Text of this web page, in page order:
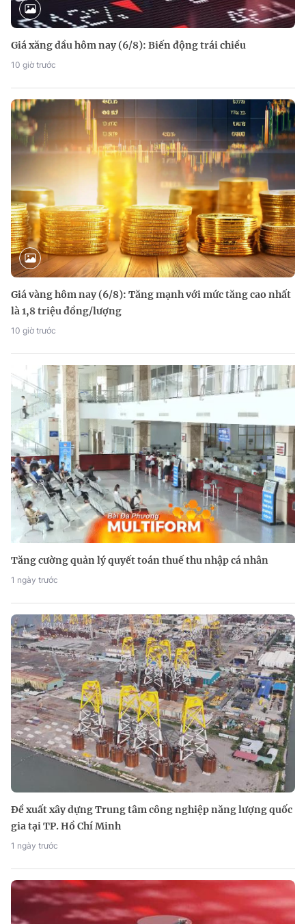
Giá xăng dầu hôm nay (6/8): Biến động trái chiều
10 giờ trước
Giá vàng hôm nay (6/8): Tăng mạnh với mức tăng cao nhất
là 1,8 triệu đồng/lượng
10 giờ trước
Tăng cường quản lý quyết toán thuế thu nhập cá nhân
1 ngày trước
Đề xuất xây dựng Trung tâm công nghiệp năng lượng quốc
gia tại TP. Hồ Chí Minh
1 ngày trước